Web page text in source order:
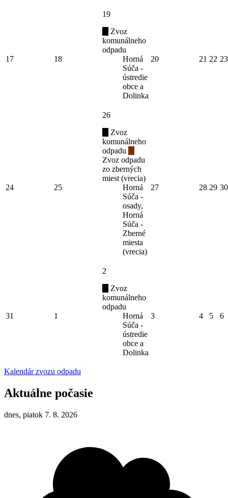
17 18
19
Zvoz
komunálneho
odpadu
Horná
Súča -
ústredie
obce a
Dolinka
20 21 22 23
24 25
26
Zvoz
komunálneho
odpadu
Zvoz odpadu
zo zberných
miest (vrecia)
Horná
Súča -
osady,
Horná
Súča -
Zberné
miesta
(vrecia)
27 28 29 30
31 1
2
Zvoz
komunálneho
odpadu
Horná
Súča -
ústredie
obce a
Dolinka
3 4 5 6
Kalendár zvozu odpadu
Aktuálne počasie
dnes, piatok 7. 8. 2026